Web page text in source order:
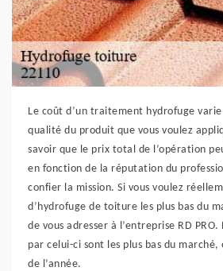
Le coût d’un traitement hydrofuge
qualité du produit que vous voulez
savoir que le prix total de l’opération
en fonction de la réputation du
confier la mission. Si vous voulez
d’hydrofuge de toiture les plus bas du
de vous adresser à l’entreprise RD
par celui-ci sont les plus bas du
de l’année.